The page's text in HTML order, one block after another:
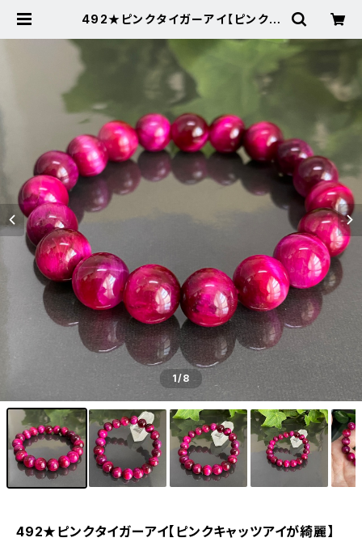
492★ピンクタイガーアイ【ピンクキ
トーンブレスレット新品 | Noah's S
P～
1/8
492★ピンクタイガーアイ【ピンクキャッツアイが綺麗】